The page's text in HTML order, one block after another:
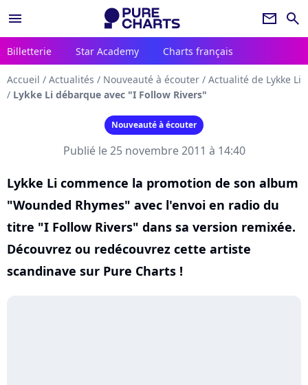
menu newsletter search
Billetterie Star Academy Charts français
Accueil / Actualités / Nouveauté à écouter / Actualité de Lykke Li
/ Lykke Li débarque avec "I Follow Rivers"
Nouveauté à écouter
Publié le 25 novembre 2011 à 14:40
Lykke Li commence la promotion de son album
"Wounded Rhymes" avec l'envoi en radio du
titre "I Follow Rivers" dans sa version remixée.
Découvrez ou redécouvrez cette artiste
scandinave sur Pure Charts !